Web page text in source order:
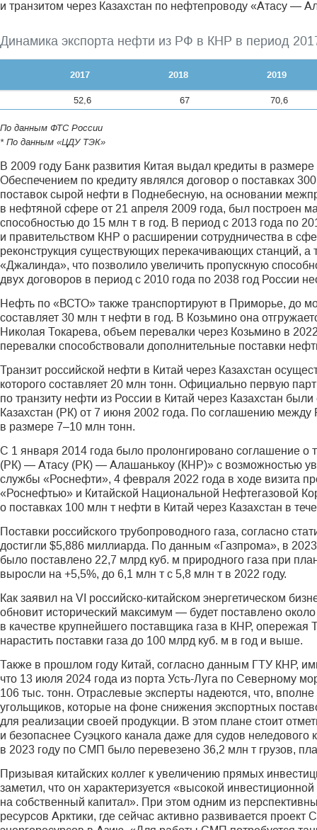
и транзитом через Казахстан по нефтепроводу «Атасу —
Динамика экспорта нефти из РФ в КНР в период
2017 2018 2019
52,6 67 70,6
По данным ФТС России
* По данным «ЦДУ ТЭК»
В 2009 году Банк развития Китая выдал кредиты в
Обеспечением по кредиту являлся договор о поставках
поставок сырой нефти в Поднебесную, на основании
в нефтяной сфере от 21 апреля 2009 года, был построен
способностью до 15 млн т в год. В период с 2013 года по
и правительством КНР о расширении сотрудничества в
реконструкция существующих перекачивающих станций, а
«Джалинда», что позволило увеличить пропускную
двух договоров в период с 2010 года по 2038 год России
Нефть по «ВСТО» также транспортируют в Приморье, до
составляет 30 млн т нефти в год. В Козьмино она
Николая Токарева, объем перевалки через Козьмино в
перевалки способствовали дополнительные поставки
Транзит российской нефти в Китай через Казахстан
которого составляет 20 млн тонн. Официально первую
по транзиту нефти из России в Китай через Казахстан
Казахстан (РК) от 7 июня 2002 года. По соглашению между
в размере 7–10 млн тонн.
С 1 января 2014 года было пролонгировано соглашение
(РК) — Атасу (РК) — Алашанькоу (КНР)» с возможностью
службы «Роснефти», 4 февраля 2022 года в ходе визита
«Роснефтью» и Китайской Национальной Нефтегазовой
о поставках 100 млн т нефти в Китай через Казахстан в
Поставки российского трубопроводного газа, согласно
достигли $5,886 миллиарда. По данным «Газпрома», в
было поставлено 22,7 млрд куб. м природного газа при
выросли на +5,5%, до 6,1 млн т с 5,8 млн т в 2022 году.
Как заявил на VI российско-китайском энергетическом
обновит исторический максимум — будет поставлено
в качестве крупнейшего поставщика газа в КНР,
нарастить поставки газа до 100 млрд куб. м в год и выше.
Также в прошлом году Китай, согласно данным ГТУ КНР,
что 13 июля 2024 года из порта Усть-Луга по Северному
106 тыс. тонн. Отраслевые эксперты надеются, что,
угольщиков, которые на фоне снижения экспортных
для реализации своей продукции. В этом плане стоит
и безопаснее Суэцкого канала даже для судов неледового
в 2023 году по СМП было перевезено 36,2 млн т грузов,
Призывая китайских коллег к увеличению прямых
заметил, что он характеризуется «высокой
на собственный капитал». При этом одним из
ресурсов Арктики, где сейчас активно развивается